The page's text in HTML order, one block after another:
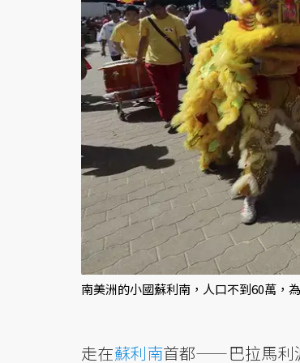
南美洲的小國蘇利南，人口不到60萬，
走在蘇利南首都——巴拉馬利